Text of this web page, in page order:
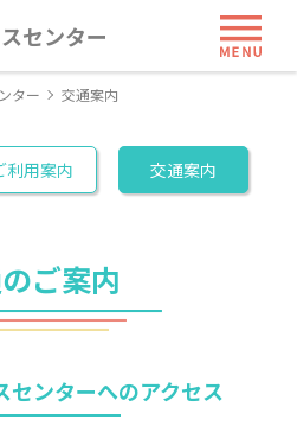
センター
ター 交通案内
利用案内 交通案内
ご案内
センターへのアクセス